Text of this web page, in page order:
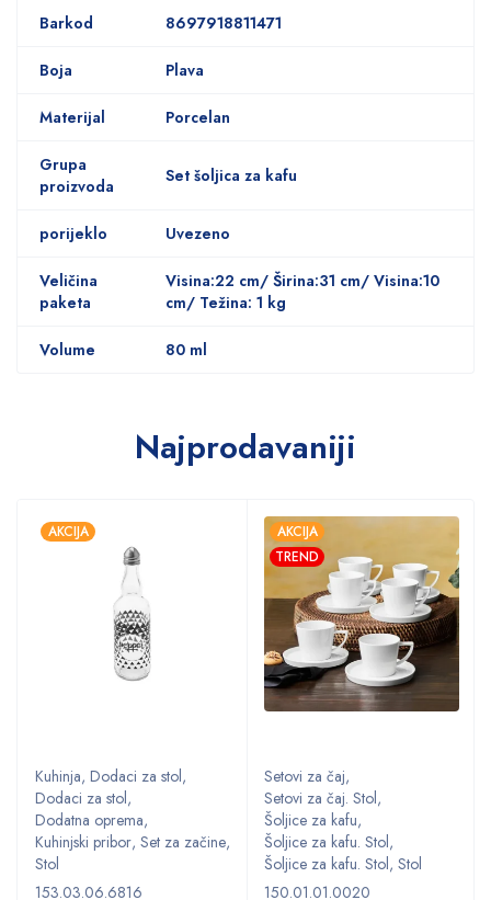
Barkod 8697918811471
Boja Plava
Materijal Porcelan
Grupa
proizvoda
Set šoljica za kafu
porijeklo Uvezeno
Veličina
paketa
Visina:22 cm/ Širina:31 cm/ Visina:10
cm/ Težina: 1 kg
Volume 80 ml
Najprodavaniji
AKCIJA
Kuhinja, Dodaci za stol,
Dodaci za stol,
Dodatna oprema,
Kuhinjski pribor, Set za začine,
Stol
153.03.06.6816
AKCIJA
TREND
Setovi za čaj,
Setovi za čaj. Stol,
Šoljice za kafu,
Šoljice za kafu. Stol,
Šoljice za kafu. Stol, Stol
150.01.01.0020